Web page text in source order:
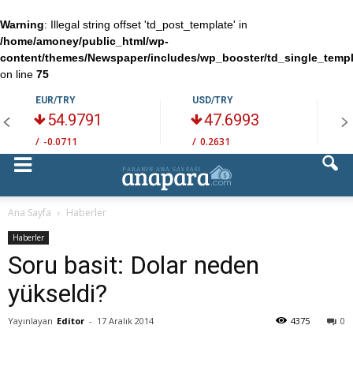
Warning: Illegal string offset 'td_post_template' in
/home/amoney/public_html/wp-
content/themes/Newspaper/includes/wp_booster/
on line 75
EUR/TRY
54.9791
/ -0.0711
USD/TRY
47.6993
/ 0.2631
Ana Sayfa Haberler
Haberler
Soru basit: Dolar neden
yükseldi?
Yayınlayan Editor - 17 Aralık 2014 0
4375